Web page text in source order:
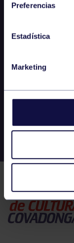
Preferencias
Estadística
Marketing